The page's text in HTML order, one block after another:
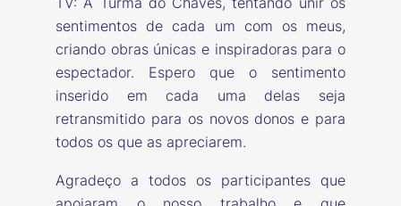
sentimentos de cada um com os meus,
criando obras únicas e inspiradoras para o
espectador. Espero que o sentimento
inserido em cada uma delas seja
retransmitido para os novos donos e para
todos os que as apreciarem.
Agradeço a todos os participantes que